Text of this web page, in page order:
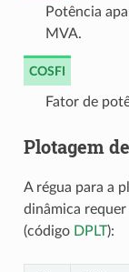
Potência
MVA.
COSFI
Fator de
Plotagem
A régua para a
dinâmica
(código DPLT):